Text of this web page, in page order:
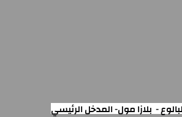
- بلازا مول- المدخل الرئيسي